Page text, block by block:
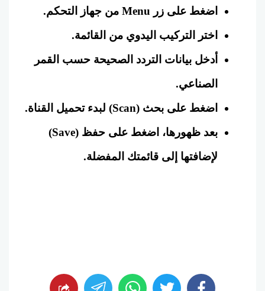
اضغط على زر Menu من جهاز التحكم.
اختر التركيب اليدوي من القائمة.
أدخل بيانات التردد الصحيحة حسب القمر
الصناعي.
اضغط على بحث (Scan) لبدء تحميل القناة.
بعد ظهورها، اضغط على حفظ (Save)
لإضافتها إلى قائمتك المفضلة.